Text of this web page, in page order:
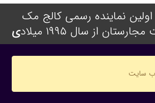
CIS Group اولین نماینده رسمی کالج مک
از سال ۱۹۹۵ میلاد
ی
سایت